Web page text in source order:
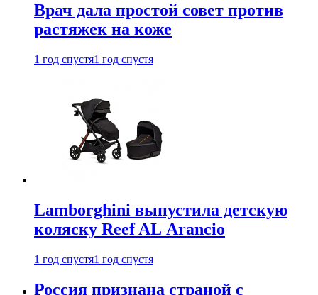
Врач дала простой совет против
растяжек на коже
1 год спустя1 год спустя
Lamborghini выпустила детскую
коляску Reef AL Arancio
1 год спустя1 год спустя
Россия признана страной с